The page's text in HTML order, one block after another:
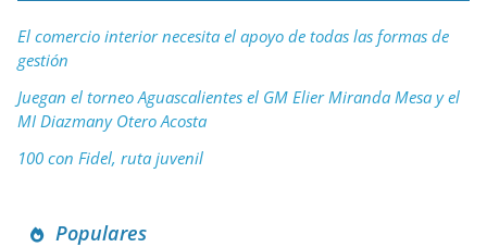
El comercio interior necesita el apoyo de todas las formas de
gestión
Juegan el torneo Aguascalientes el GM Elier Miranda Mesa y el
MI Diazmany Otero Acosta
100 con Fidel, ruta juvenil
Populares